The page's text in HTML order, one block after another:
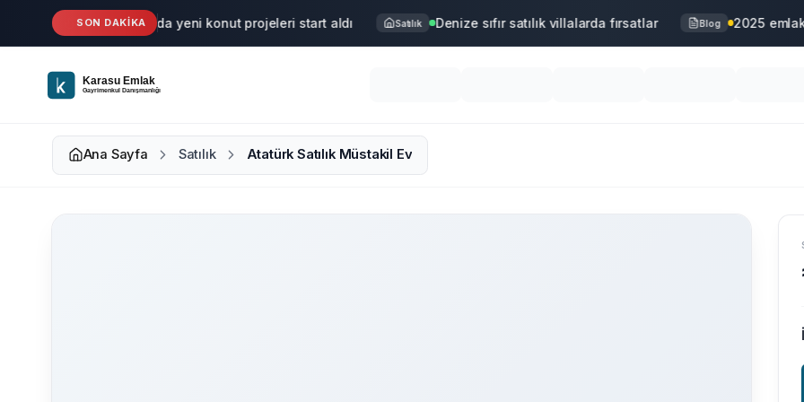
Ana içeriğe geç
SON DAKİKA
Haber Karasu'da yeni konut projeleri start aldı Satılık Denize sıfır satılık villalarda fırsatlar Blog 2025 emlak
Ana Sayfa Satılık Atatürk Satılık Müstakil Ev